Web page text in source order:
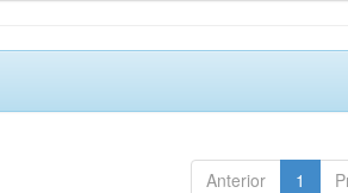
Anterior 1